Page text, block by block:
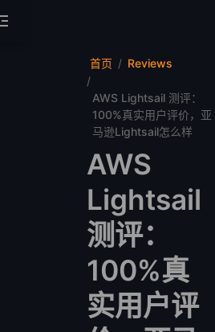
首页 Reviews
AWS Lightsail 测评：
100%真实用户评价，亚
马逊Lightsail怎么样
AWS
Lightsail
测评：
100%真
实用户评